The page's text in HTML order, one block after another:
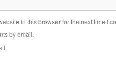
in this browser for the next time I
by email.